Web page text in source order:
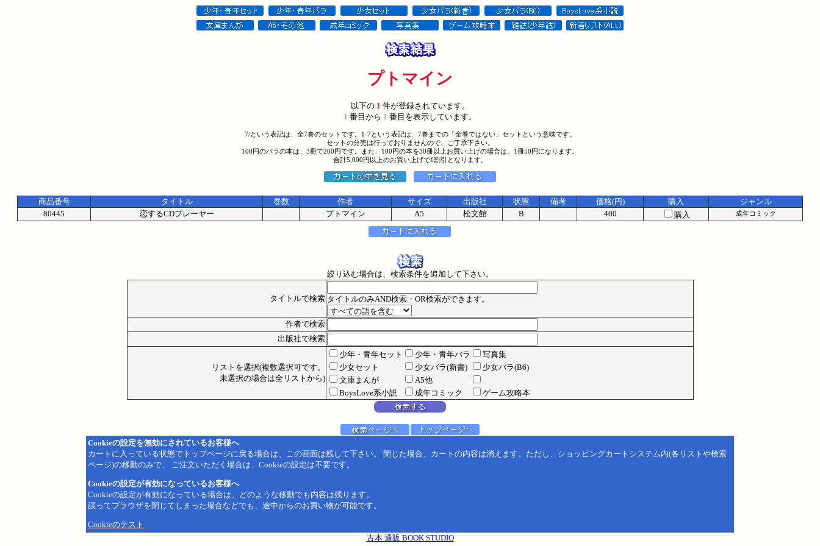
プトマイン
以下の1 件が登録されています。
1 番目から 1 番目を表示しています。
7/という表記は、全7巻のセットです。1-7という表記は、7巻までの「全巻ではない」セットという意味です。
セットの分売は行っておりませんので、ご了承下さい。
100円のバラの本は、3冊で200円です。また、100円の本を30冊以上お買い上げの場合は、1冊50円になります。
合計5,000円以上のお買い上げで1割引となります。
商品番号 タイトル 巻数 作者 サイズ 出版社 状態 備考 価格(円) 購入
ジャンル
80445
恋するCDプレーヤー プトマイン A5 松文館 B 400 購入 成年コミック
絞り込む場合は、検索条件を追加して下さい。
タイトルで検索 タイトルのみAND検索・OR検索ができます。
作者で検索
出版社で検索
リストを選択(複数選択可です。
未選択の場合は全リストから)
少年・青年セット 少年・青年バラ
写真集
少女セット
少女バラ(新書)
少女バラ(B6)
文庫まんが
A5他
BoysLove系小説
成年コミック ゲーム攻略本
Cookieの設定を無効にされているお客様へ
カートに入っている状態でトップページに戻る場合は、この画面は残して下さい。 閉じた場合、カートの内容は消えます。ただし、ショッピングカートシステム内(各リストや検索
ページ)の移動のみで、 ご注文いただく場合は、Cookieの設定は不要です。
Cookieの設定が有効になっているお客様へ
Cookieの設定が有効になっている場合は、どのような移動でも内容は残ります。
誤ってブラウザを閉じてしまった場合などでも、途中からのお買い物が可能です。
Cookieのテスト
古本 通販 BOOK STUDIO